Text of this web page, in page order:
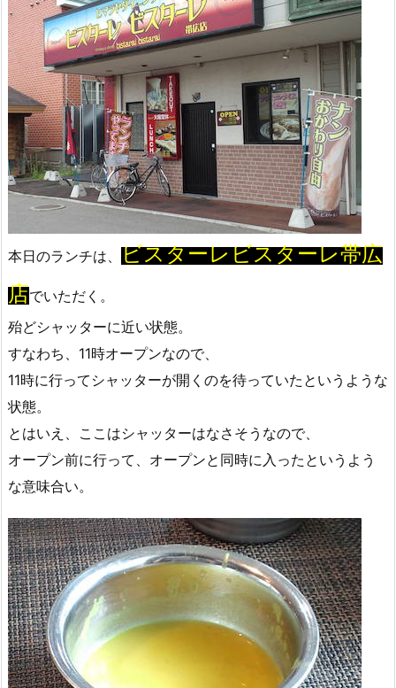
本日のランチは、 ビスターレビスターレ帯広
店でいただく。
殆どシャッターに近い状態。
すなわち、11時オープンなので、
11時に行ってシャッターが開くのを待っていたというような
状態。
とはいえ、ここはシャッターはなさそうなので、
オープン前に行って、オープンと同時に入ったというよう
な意味合い。